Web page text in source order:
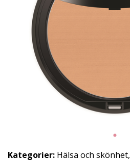
Kategorier: Hälsa och skönhet,